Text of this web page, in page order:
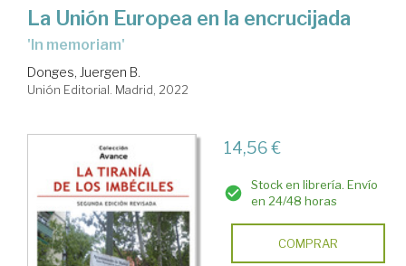
La Unión Europea en la encrucijada
'In memoriam'
Donges, Juergen B.
Unión Editorial. Madrid, 2022
14,56 €
Stock en librería. Envío
en 24/48 horas
COMPRAR